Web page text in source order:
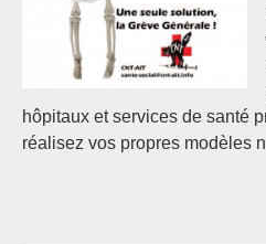
hôpitaux et services de santé
réalisez vos propres modèles